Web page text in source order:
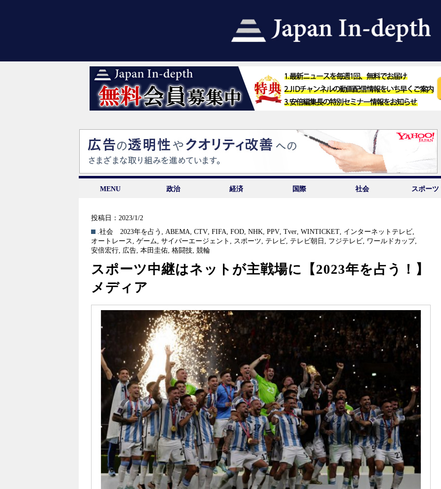
MENU 政治 経済 国際 社会 スポーツ
投稿日：2023/1/2
.社会
2023年を占う ,ABEMA,CTV,FIFA,FOD,NHK,PPV,Tver,WINTICKET, インターネットテレビ,
オートレース , ゲーム, サイバーエージェント , スポーツ, テレビ, テレビ朝日 , フジテレビ, ワールドカップ,
安倍宏行, 広告, 本田圭佑, 格闘技, 競輪
スポーツ中継はネットが主戦場に【2023年を占う！】
メディア